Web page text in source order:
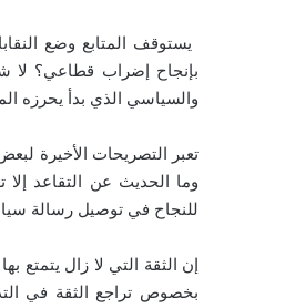
بإنجاح إضراب قطاعي؟ لا
والسياسي الذي بدأ يحرزه
تعبر التصريحات الأخيرة
وما الحديث عن التقاعد
للنجاح في توصيل رسالة
إن الثقة التي لا زال يتمتع
بخصوص تراجع الثقة في